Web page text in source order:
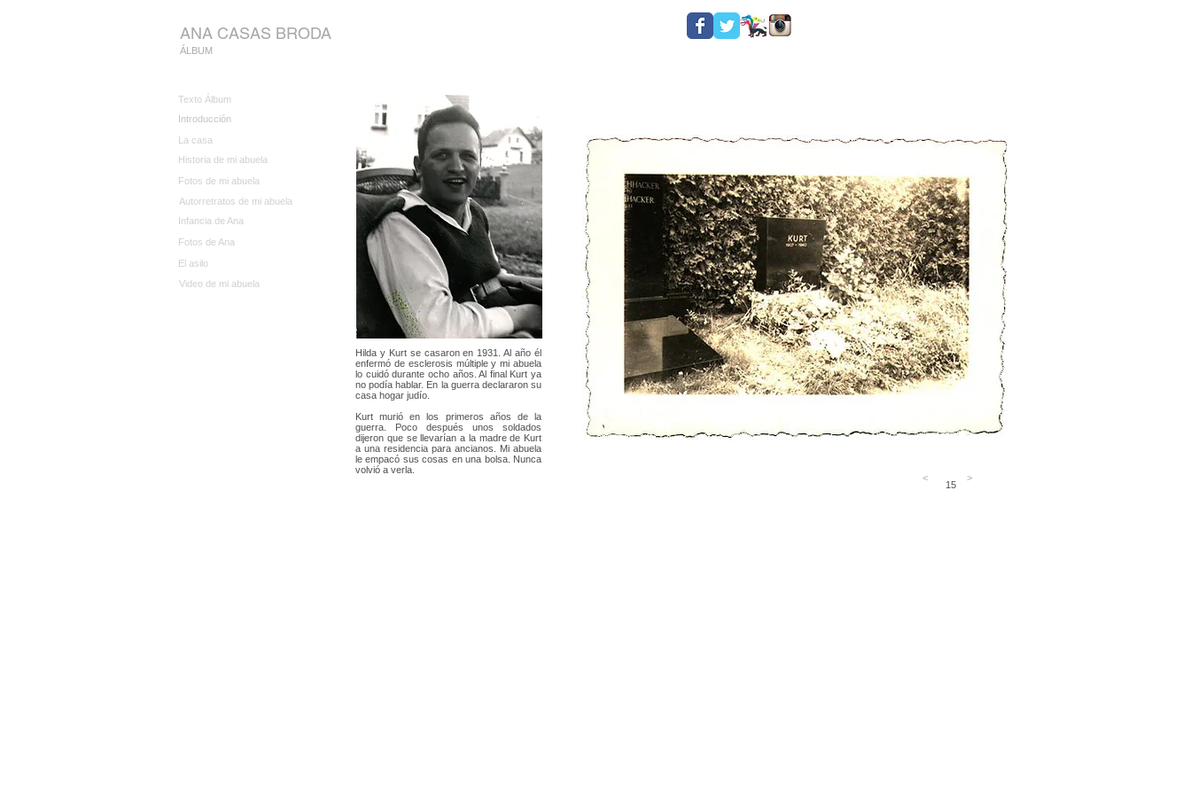
ANA CASAS BRODA
ÁLBUM
Texto Álbum
Introducción
La casa
Historia de mi abuela
Fotos de mi abuela
Autorretratos de mi abuela
Infancia de Ana
Fotos de Ana
El asilo
Video de mi abuela
Hilda y Kurt se casaron en 1931. Al año él
enfermó de esclerosis múltiple y mi abuela
lo cuidó durante ocho años. Al final Kurt ya
no podía hablar. En la guerra declararon su
casa hogar judío.
Kurt murió en los primeros años de la
guerra. Poco después unos soldados
dijeron que se llevarían a la madre de Kurt
a una residencia para ancianos. Mi abuela
le empacó sus cosas en una bolsa. Nunca
volvió a verla.
<
15
>